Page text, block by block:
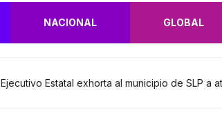
NACIONAL GLOBAL
Ejecutivo Estatal exhorta al municipio de SLP a